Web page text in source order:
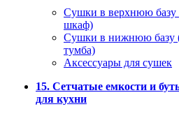
Сушки в верхнюю базу
шкаф)
Сушки в нижнюю базу
тумба)
Аксессуары для сушек
15. Сетчатые емкости и
для кухни